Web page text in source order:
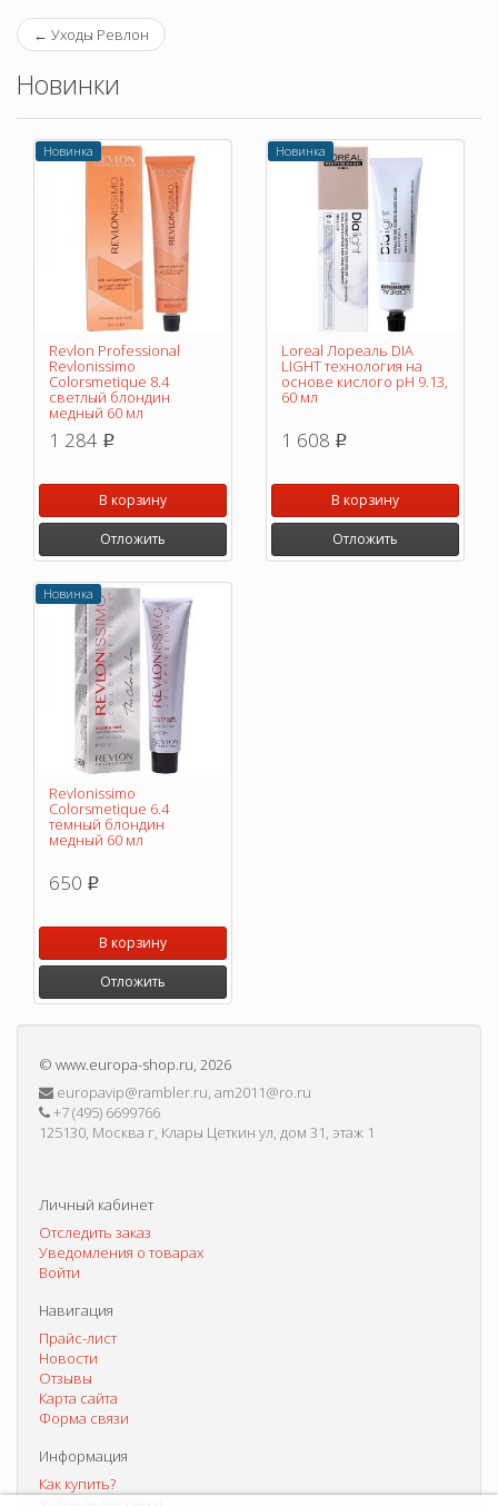
← Уходы Ревлон
Новинки
Новинка
Revlon Professional
Revlonissimo
Colorsmetique 8.4
светлый блондин
медный 60 мл
1 284 p
В корзину
Отложить
Новинка
Loreal Лореаль DIA
LIGHT технология на
основе кислого pH 9.13,
60 мл
1 608 p
В корзину
Отложить
Новинка
Revlonissimo
Colorsmetique 6.4
темный блондин
медный 60 мл
650 p
В корзину
Отложить
© www.europa-shop.ru, 2026
europavip@rambler.ru, am2011@ro.ru
+7 (495) 6699766
125130, Москва г, Клары Цеткин ул, дом 31, этаж 1
Личный кабинет
Отследить заказ
Уведомления о товарах
Войти
Навигация
Прайс-лист
Новости
Отзывы
Карта сайта
Форма связи
Информация
Как купить?